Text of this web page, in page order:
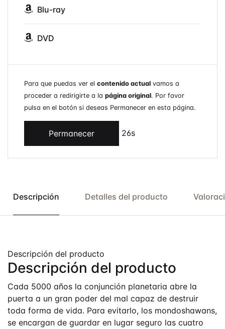
Blu-ray
DVD
Para que puedas ver el contenido actual vamos a
proceder a redirigirte a la página original. Por favor
pulsa en el botón si deseas Permanecer en esta página.
Permanecer 26s
Descripción Detalles del producto
Descripción del producto
Descripción del producto
Cada 5000 años la conjunción planetaria abre la
puerta a un gran poder del mal capaz de destruir
toda forma de vida. Para evitarlo, los mondoshawans,
se encargan de guardar en lugar seguro las cuatro